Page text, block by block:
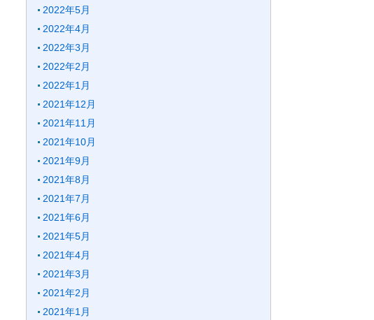
2022年5月
2022年4月
2022年3月
2022年2月
2022年1月
2021年12月
2021年11月
2021年10月
2021年9月
2021年8月
2021年7月
2021年6月
2021年5月
2021年4月
2021年3月
2021年2月
2021年1月